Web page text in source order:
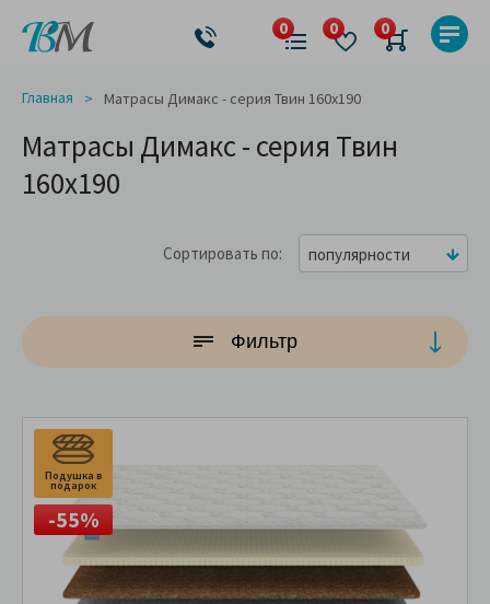
Главная Матрасы Димакс - серия Твин 160x190
Матрасы Димакс - серия Твин
160x190
Сортировать по популярности
Фильтр
Подушка в
подарок
-55%